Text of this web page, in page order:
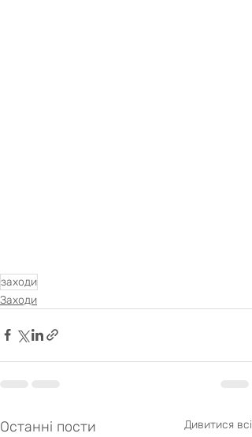
заходи
Заходи
Останні пости Дивитися всі